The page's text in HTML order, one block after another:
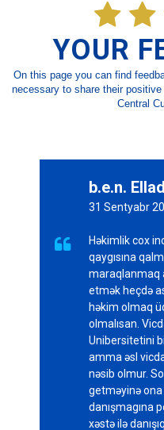
 
YOUR
On this page you can find
necessary to share their
Central

b.e.n.
31 Sentyabr
Həkimlik cox
qaygısına
maraqlanmaq
etmək heçdə
həkim olmaq
olmalısan.
Unibersitetini
amma əsl
nəsib olmur.
getməyinə
danışmagına
xəstə ilə